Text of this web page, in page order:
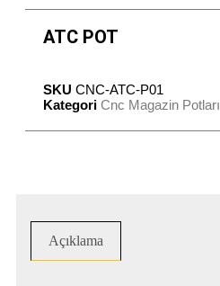
ATC POT
SKU CNC-ATC-P01
Kategori Cnc Magazin Potları
Açıklama